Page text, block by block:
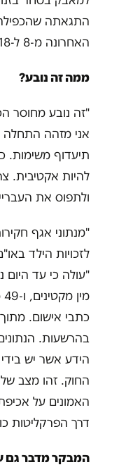
התגאתה
האחרונה מ-8 ל-18. זה ביזיון".
ממה זה נובע?
"זה נובע מחוסר
אני מזהה התחלה
תיעדוף משימות.
להיות אקטיבית.
ולתפוס את
"מנתוני אגף
בהרשעות.
הידע אשר יש בידי
החוק. זהו מצב
האמונים על
דרך הפרקליטות
המבקר מדבר גם